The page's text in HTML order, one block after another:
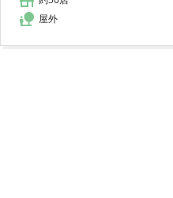
屋外